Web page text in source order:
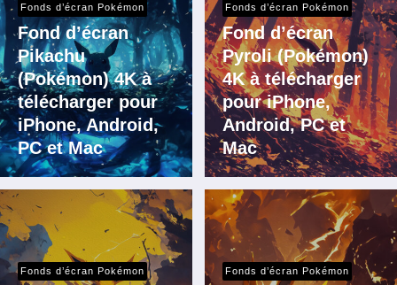
Fonds d’écran Pokémon
Fond d’écran
Pikachu
(Pokémon) 4K à
télécharger pour
iPhone, Android,
PC et Mac
Fonds d’écran Pokémon
Fond d’écran
Pyroli (Pokémon)
4K à télécharger
pour iPhone,
Android, PC et
Mac
Fonds d’écran Pokémon Fonds d’écran Pokémon